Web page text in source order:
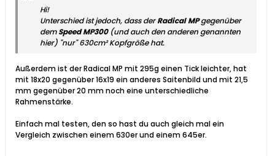
Hi!
Unterschied ist jedoch, dass derRadical MPgegenüber
demSpeed MP300(und auch den anderen genannten
hier) "nur" 630cm² Kopfgröße hat.
Außerdem ist der Radical MP mit 295g einen Tick leichter, hat
mit 18x20 gegenüber 16x19 ein anderes Saitenbild und mit 21,5
mm gegenüber 20 mm noch eine unterschiedliche
Rahmenstärke.
Einfach mal testen, den so hast du auch gleich mal ein
Vergleich zwischen einem 630er und einem 645er.